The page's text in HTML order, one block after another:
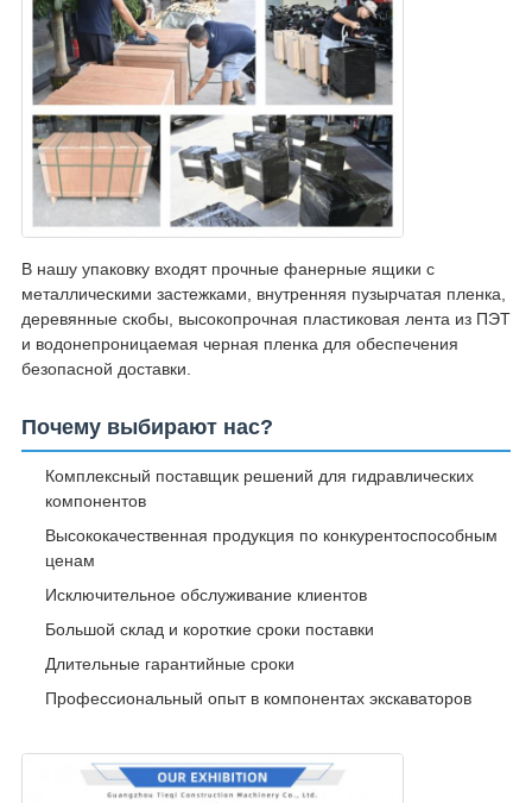
В нашу упаковку входят прочные фанерные ящики с
металлическими застежками, внутренняя пузырчатая пленка,
деревянные скобы, высокопрочная пластиковая лента из ПЭТ
и водонепроницаемая черная пленка для обеспечения
безопасной доставки.
Почему выбирают нас?
Комплексный поставщик решений для гидравлических
компонентов
Высококачественная продукция по конкурентоспособным
ценам
Исключительное обслуживание клиентов
Большой склад и короткие сроки поставки
Длительные гарантийные сроки
Профессиональный опыт в компонентах экскаваторов